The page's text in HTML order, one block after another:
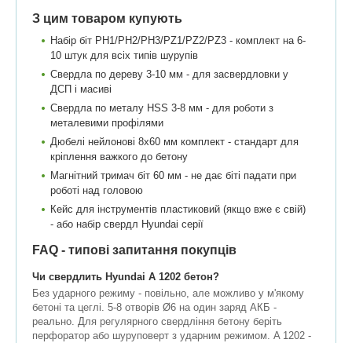
З цим товаром купують
Набір біт PH1/PH2/PH3/PZ1/PZ2/PZ3 - комплект на 6-
10 штук для всіх типів шурупів
Свердла по дереву 3-10 мм - для засвердловки у
ДСП і масиві
Свердла по металу HSS 3-8 мм - для роботи з
металевими профілями
Дюбелі нейлонові 8x60 мм комплект - стандарт для
кріплення важкого до бетону
Магнітний тримач біт 60 мм - не дає біті падати при
роботі над головою
Кейс для інструментів пластиковий (якщо вже є свій)
- або набір свердл Hyundai серії
FAQ - типові запитання покупців
Чи свердлить Hyundai A 1202 бетон?
Без ударного режиму - повільно, але можливо у м'якому
бетоні та цеглі. 5-8 отворів Ø6 на один заряд АКБ -
реально. Для регулярного свердління бетону беріть
перфоратор або шуруповерт з ударним режимом. A 1202 -